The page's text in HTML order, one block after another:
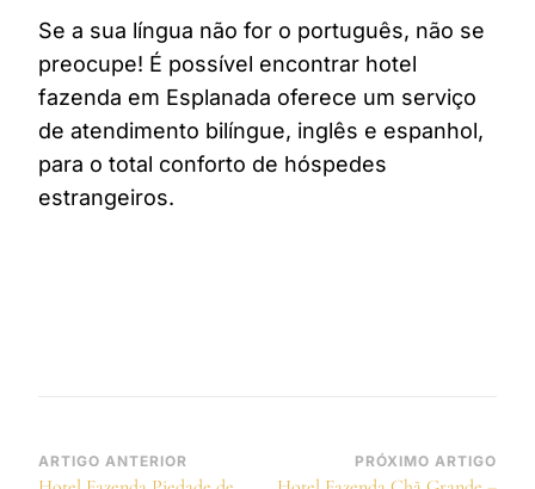
Se a sua língua não for o português, não se
preocupe! É possível encontrar hotel
fazenda em Esplanada oferece um serviço
de atendimento bilíngue, inglês e espanhol,
para o total conforto de hóspedes
estrangeiros.
Navegação
ARTIGO ANTERIOR PRÓXIMO ARTIGO